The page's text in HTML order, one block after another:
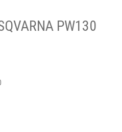
PW130